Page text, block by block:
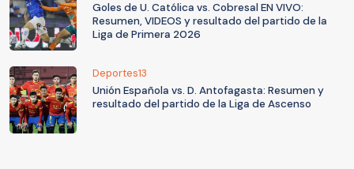
Goles de U. Católica vs. Cobresal EN VIVO:
Resumen, VIDEOS y resultado del partido de la
Liga de Primera 2026
Deportes13
Unión Española vs. D. Antofagasta: Resumen y
resultado del partido de la Liga de Ascenso